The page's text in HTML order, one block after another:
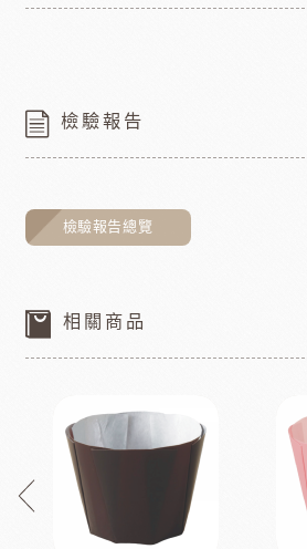
檢驗報告
檢驗報告總覽
相關商品